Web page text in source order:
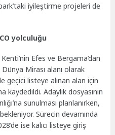
iyileştirme projeleri de
yolculuğu
Efes ve Bergama’dan
Mirası alanı olarak
geçici listeye alınan alan için
Adaylık dosyasının
sunulması planlanırken,
Sürecin devamında
ise kalıcı listeye giriş